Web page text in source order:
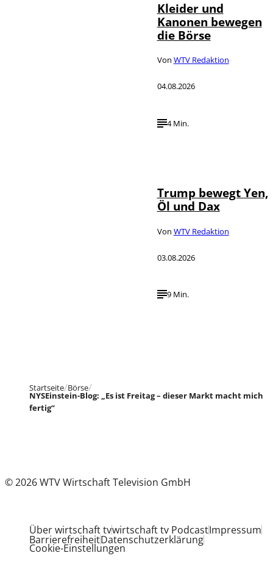
Kleider und
Kanonen bewegen
die Börse
Von WTV Redaktion
04.08.2026
4 Min.
Trump bewegt Yen,
Öl und Dax
Von WTV Redaktion
03.08.2026
9 Min.
Startseite Börse
NYSEinstein-Blog: „Es ist Freitag – dieser Markt macht mich
fertig“
© 2026 WTV Wirtschaft Television GmbH
Über wirtschaft tvwirtschaft tv PodcastImpressum
BarrierefreiheitDatenschutzerklärung
Cookie-Einstellungen